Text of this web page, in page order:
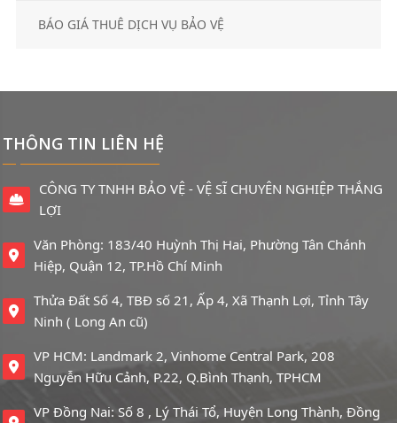
BÁO GIÁ THUÊ DỊCH VỤ BẢO VỆ
THÔNG TIN LIÊN HỆ
CÔNG TY TNHH BẢO VỆ - VỆ SĨ CHUYÊN NGHIỆP THẮNG
LỢI
Văn Phòng: 183/40 Huỳnh Thị Hai, Phường Tân Chánh
Hiệp, Quận 12, TP.Hồ Chí Minh
Thửa Đất Số 4, TBĐ số 21, Ấp 4, Xã Thạnh Lợi, Tỉnh Tây
Ninh ( Long An cũ)
VP HCM: Landmark 2, Vinhome Central Park, 208
Nguyễn Hữu Cảnh, P.22, Q.Bình Thạnh, TPHCM
VP Đồng Nai: Số 8 , Lý Thái Tổ, Huyện Long Thành, Đồng